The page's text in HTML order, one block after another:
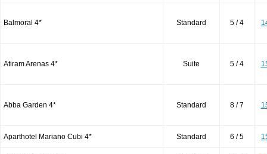
Balmoral 4* Standard 5 / 4
Atiram Arenas 4* Suite 5 / 4
Abba Garden 4* Standard 8 / 7
Aparthotel Mariano Cubi 4* Standard 6 / 5